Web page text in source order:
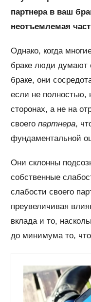
партнера в ваш
неотъемлемая
Однако, когда
браке люди думают
браке, они
если не полностью,
сторонах, а не на
своегопартнера,
фундаментальной
Они склонны
собственные
слабости своего
преувеличивая
вклада и то,
до минимума то,